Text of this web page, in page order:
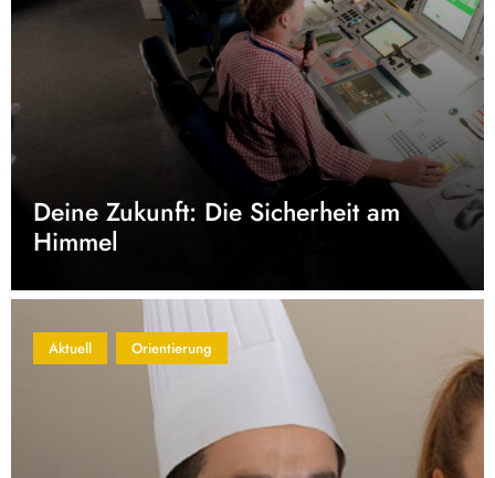
Deine Zukunft: Die Sicherheit am
Himmel
Aktuell Orientierung